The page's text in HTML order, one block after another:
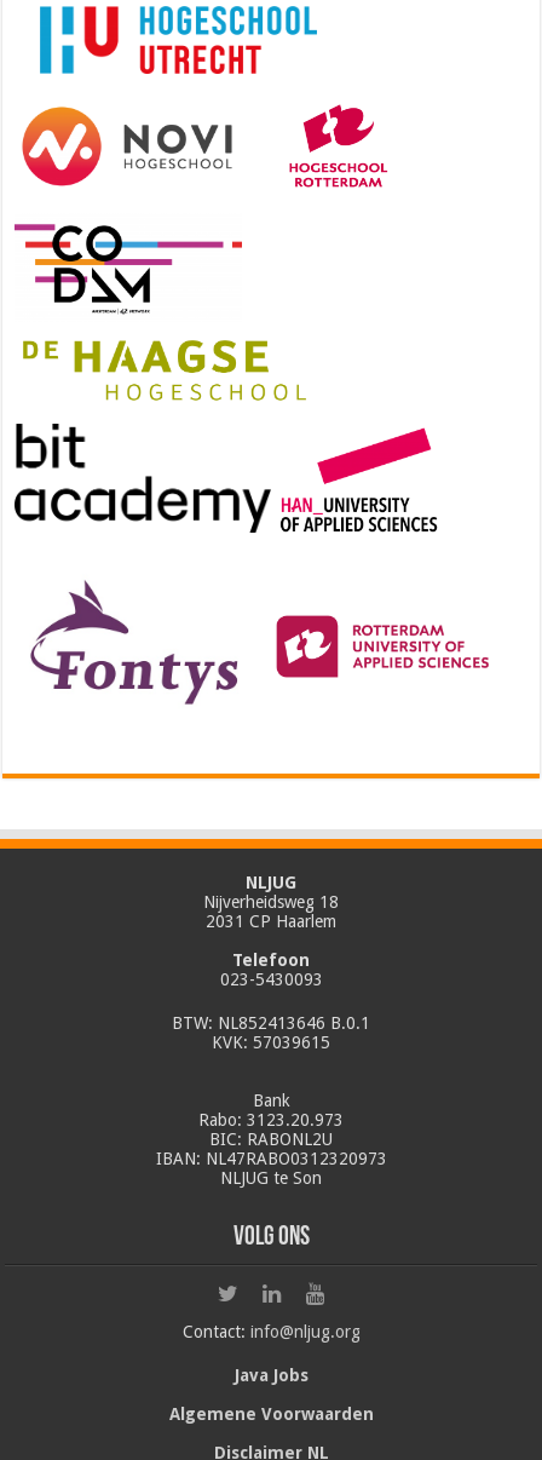
NLJUG
Nijverheidsweg 18
2031 CP Haarlem
Telefoon
023-5430093
BTW: NL852413646 B.0.1
KVK: 57039615
Bank
Rabo: 3123.20.973
BIC: RABONL2U
IBAN: NL47RABO0312320973
NLJUG te Son
Volg ons
Contact: info@nljug.org
Java Jobs
Algemene Voorwaarden
Disclaimer NL